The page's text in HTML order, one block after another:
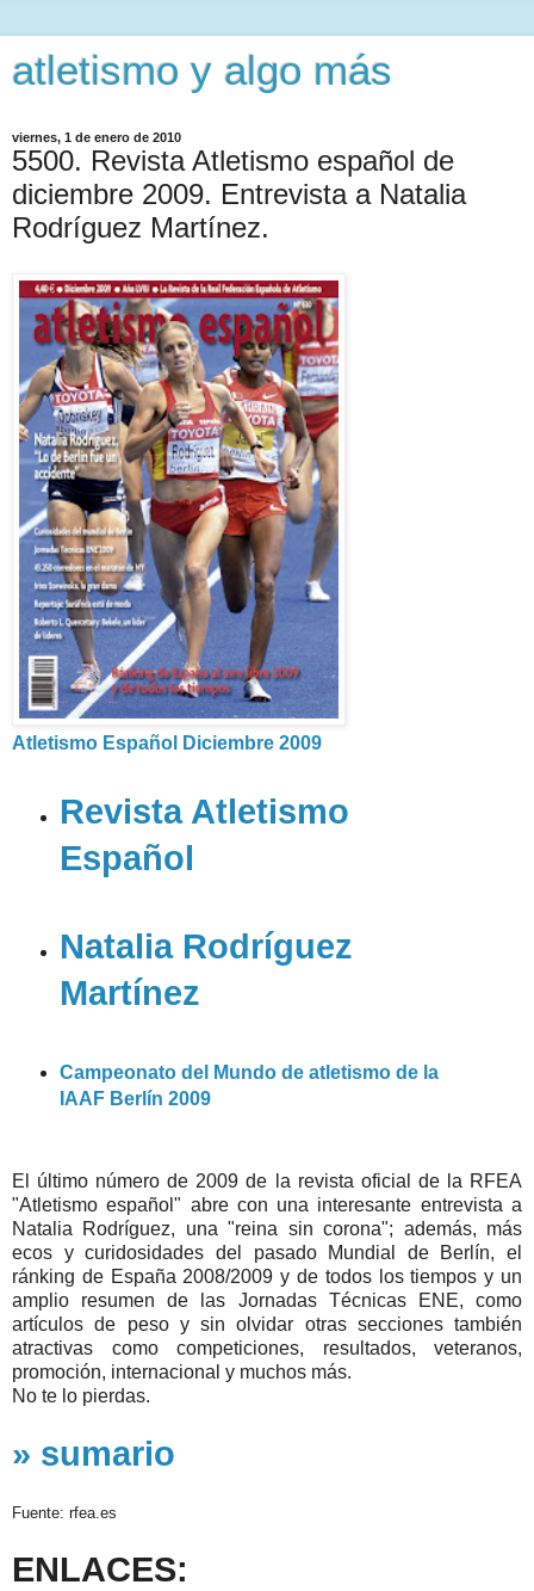
atletismo y algo más
viernes, 1 de enero de 2010
5500. Revista Atletismo español de
diciembre 2009. Entrevista a Natalia
Rodríguez Martínez.
Atletismo Español Diciembre 2009
Revista Atletismo
Español
Natalia Rodríguez
Martínez
Campeonato del Mundo de atletismo de la
IAAF Berlín 2009
El último número de 2009 de la revista oficial de la RFEA
"Atletismo español" abre con una interesante entrevista a
Natalia Rodríguez, una "reina sin corona"; además, más
ecos y curidosidades del pasado Mundial de Berlín, el
ránking de España 2008/2009 y de todos los tiempos y un
amplio resumen de las Jornadas Técnicas ENE, como
artículos de peso y sin olvidar otras secciones también
atractivas como competiciones, resultados, veteranos,
promoción, internacional y muchos más.
No te lo pierdas.
» sumario
Fuente: rfea.es
ENLACES: